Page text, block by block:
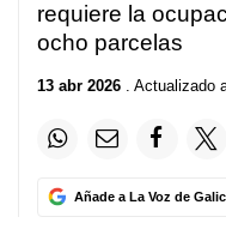
requiere la
ocho parcelas
13 abr 2026 . Actualizado
Añade a La Voz de